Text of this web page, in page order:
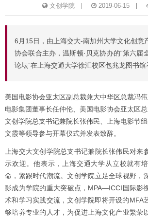
文创学院 2019-06-15
6月15日，由上海交大-南加州大学文化创意
协会联合主办，温斯顿·贝克协办的“第六届
论坛”在上海交通大学徐汇校区包兆龙图书馆
美国电影协会亚太区副总裁兼大中华区总裁冯
电影集团董事长任仲伦、美国电影协会亚太区
文创学院总支书记兼院长张伟民、上海电影节
文霞等领导参与开幕仪式并发表致辞。
上海交大文创学院总支书记兼院长张伟民对来
示欢迎。他表示，上海交通大学从立校就有
命，紧跟时代潮流。文创学院立足全球视野，
影成为学院的重大突破点，MPA—ICCI国际影
术和学习实践交流，文创学院即将开设的MFA
够培养专业的人才，为促进上海文化产业繁荣